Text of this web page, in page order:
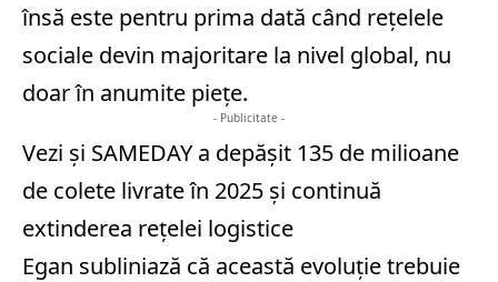
însă este pentru prima dată când rețelele
sociale devin majoritare la nivel global, nu
doar în anumite piețe.
- Publicitate -
Vezi și SAMEDAY a depășit 135 de milioane
de colete livrate în 2025 și continuă
extinderea rețelei logistice
Egan subliniază că această evoluție trebuie